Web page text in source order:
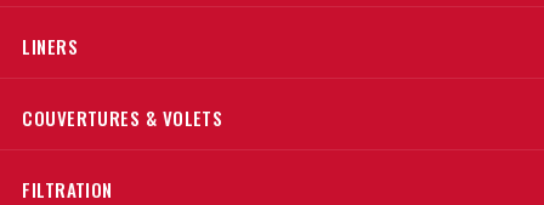
LINERS
COUVERTURES & VOLETS
FILTRATION